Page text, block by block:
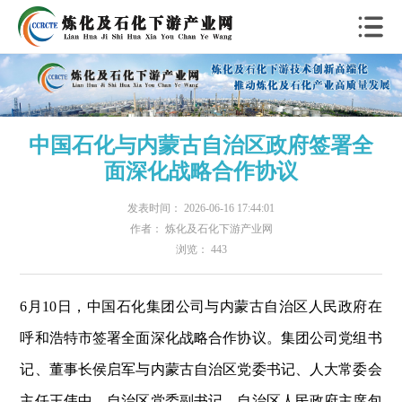
中国石化与内蒙古自治区政府签署全
面深化战略合作协议
发表时间： 2026-06-16 17:44:01
作者： 炼化及石化下游产业网
浏览： 443
6月10日，中国石化集团公司与内蒙古自治区人民政府在
呼和浩特市签署全面深化战略合作协议。集团公司党组书
记、董事长侯启军与内蒙古自治区党委书记、人大常委会